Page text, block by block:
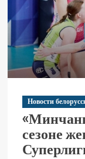
Новости
сезоне